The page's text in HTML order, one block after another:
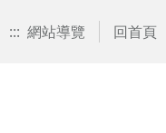
::: 網站導覽 回首頁